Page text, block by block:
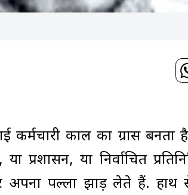
कर्मचारी काल का ग्रास
प्रशासन, या निर्वाचित
अपना पल्ला झाड़ लेते हैं.